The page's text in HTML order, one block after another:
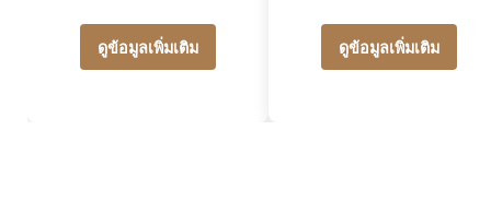
ดูข้อมูลเพิ่มเติม ดูข้อมูลเพิ่มเติม